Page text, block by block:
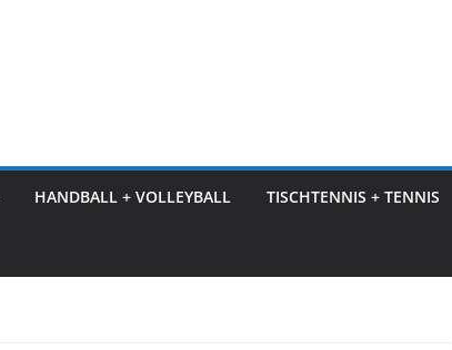
HANDBALL + VOLLEYBALL TISCHTENNIS + TENNIS